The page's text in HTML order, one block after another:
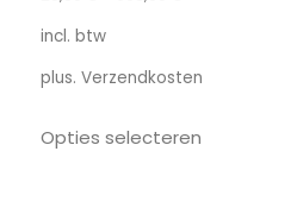
incl. btw
plus. Verzendkosten
Opties selecteren